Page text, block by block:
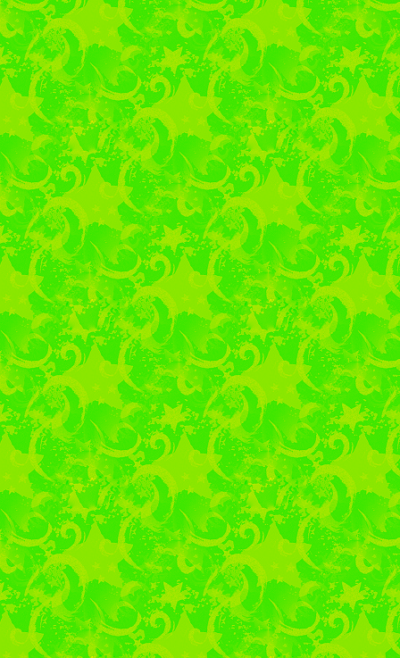
29.01.2019г.в
«СМТ» под
Л.В. прошёл